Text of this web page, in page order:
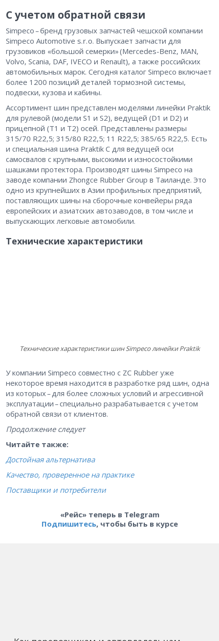
С учетом обратной связи
Simpeco – бренд грузовых запчастей чешской компании
Simpeco Automotive s. r. o. Выпускает запчасти для
грузовиков «большой семерки» (Mercedes-Benz, MAN,
Volvo, Scania, DAF, IVECO и Renault), а также российских
автомобильных марок. Сегодня каталог Simpeco включает
более 1200 позиций деталей тормозной системы,
подвески, кузова и кабины.
Ассортимент шин представлен моделями линейки Praktik
для рулевой (модели S1 и S2), ведущей (D1 и D2) и
прицепной (Т1 и Т2) осей. Представлены размеры
315/70 R22,5; 315/80 R22,5; 11 R22,5; 385/65 R22,5. Есть
и специальная шина Praktik С для ведущей оси
самосвалов с крупными, высокими и износостойкими
шашками протектора. Производят шины Simpeco на
заводе компании Zhongce Rubber Group в Таиланде. Это
одно из крупнейших в Азии профильных предприятий,
поставляющих шины на сборочные конвейеры ряда
европейских и азиатских автозаводов, в том числе и
выпускающих легковые автомобили.
Технические характеристики
Технические характеристики шин Simpeco линейки Praktik
У компании Simpeco совместно с ZC Rubber уже
некоторое время находится в разработке ряд шин, одна
из которых – для более сложных условий и агрессивной
эксплуатации – специально разрабатывается с учетом
обратной связи от клиентов.
Продолжение следует
Читайте также:
Достойная альтернатива
Качество, проверенное на практике
Поставщики и потребители
«Рейс» теперь в Telegram
Подпишитесь, чтобы быть в курсе